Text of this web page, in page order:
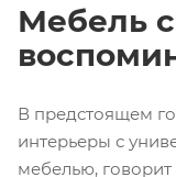
Мебель с
В предстоящем
интерьеры с
мебелью,